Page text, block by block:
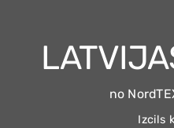
Latvijas
no
Izcils
LINA
dizainu klasika,
TAGAD ĪPAŠAIS
...izvēlies
Latvijas